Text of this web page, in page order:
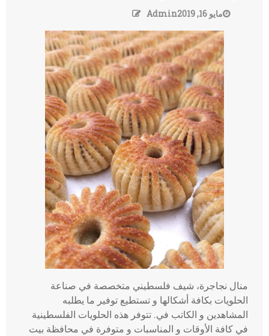
مايو 16, 2019 Admin
منال نجاجرة، شيف فلسطيني متخصصة في صناعة
الحلويات بكافة أشكالها و تستطيع توفير ما يطلبه
المشاهدين و الكاتب في. تتوفر هذه الحلويات الفلسطينية
في كافة الأوقات و المناسبات و متوفرة في محافظة بيت